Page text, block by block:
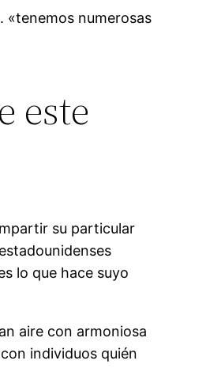
«tenemos numerosas
este
su particular
lo que hace suyo
aire con armoniosa
individuos quién